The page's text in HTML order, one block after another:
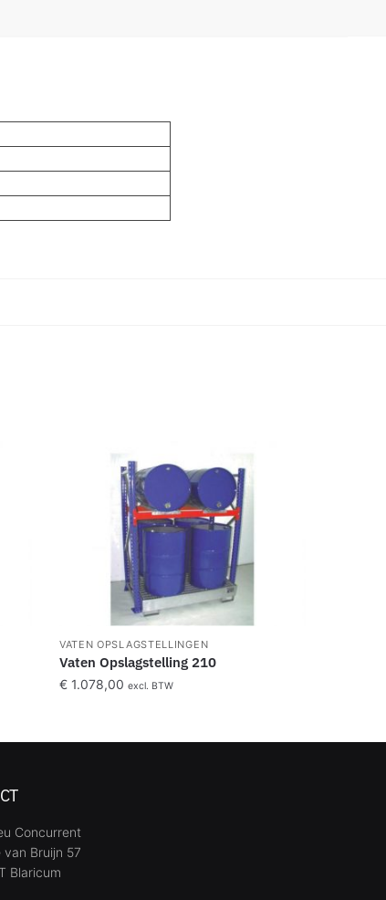
VATEN OPSLAGSTELLINGEN
Vaten Opslagstelling 210
€1.078,00 excl. BTW
Concurrent
van Bruijn 57
Blaricum